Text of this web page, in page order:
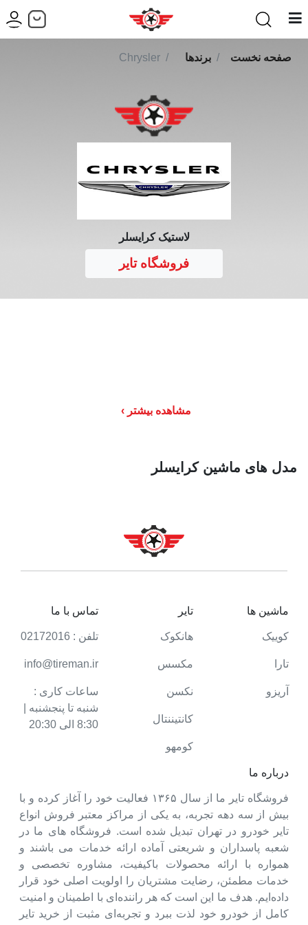
صفحه نخست برندها Chrysler
لاستیک کرایسلر
فروشگاه تایر
مشاهده بیشتر
مدل های ماشین کرایسلر
درباره ما
فروشگاه تایر ما از سال ۱۳۶۵ فعالیت خود را آغاز کرده و با
بیش از سه دهه تجربه، به یکی از مراکز معتبر فروش انواع
تایر خودرو در تهران تبدیل شده است. فروشگاه های ما در
شعبه پاسداران و شریعتی آماده ارائه خدمات می باشند و
همواره با ارائه محصولات باکیفیت، مشاوره تخصصی و
خدمات مطمئن، رضایت مشتریان را اولویت اصلی خود قرار
داده‌ایم. هدف ما این است که هر راننده‌ای با اطمینان و امنیت
کامل از خودرو خود لذت ببرد و تجربه‌ای مثبت از خرید تایر
ماشین ها
کوییک
تارا
آریزو
تایر
هانکوک
مکسس
نکسن
کانتیننتال
کومهو
تماس با ما
تلفن : 02172016
info@tireman.ir
ساعات کاری :
شنبه تا پنجشنبه |
8:30 الی 20:30